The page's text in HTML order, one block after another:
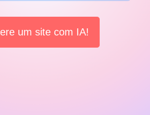
um site com IA!